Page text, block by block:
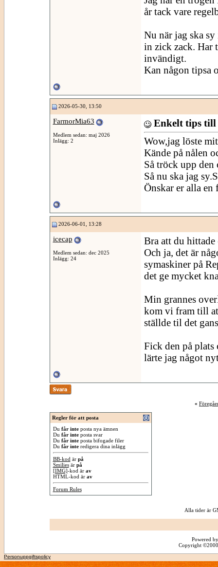
år tack vare
Nu när jag ska
in zick zack. Har
invändigt.
Kan någon tipsa
2026-05-30, 13:50
FarmorMia63
Medlem sedan: maj 2026
Inlägg: 2
Enkelt tips till
Wow,jag löste
Kände på nålen
Så tröck upp
Så nu ska jag
Önskar er alla en
2026-06-01, 13:28
icecap
Medlem sedan: dec 2025
Inlägg: 24
Bra att du hittade
Och ja, det är
symaskiner på
det ge mycket
Min grannes
kom vi fram till
ställde til det
Fick den på plats
lärte jag något
«
Regler för att posta
Du får inteposta nya ämnen
Du får inteposta svar
Du får inteposta bifogade filer
Du får interedigera dina inlägg
BB-kod är på
Smiliesär på
[IMG]-kod är av
HTML-kod är av
Forum Rules
Alla tider är
Powered
Copyright
Personuppgiftspolicy